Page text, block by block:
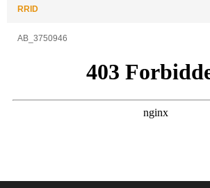
RRID
AB_3750946